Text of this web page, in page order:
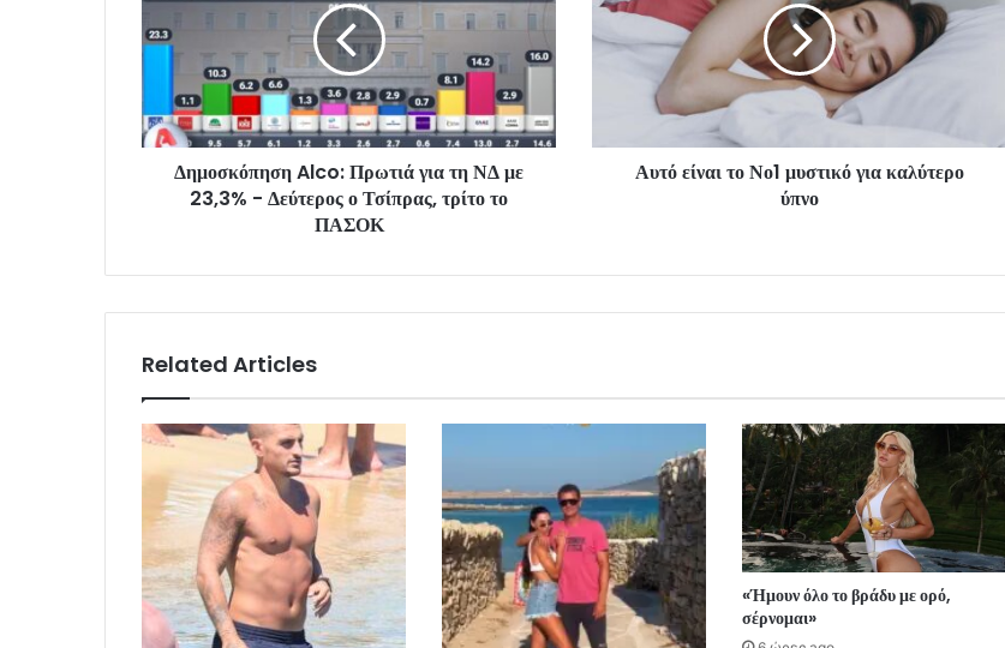
Δημοσκόπηση Alco: Πρωτιά για τη ΝΔ με
23,3% - Δεύτερος ο Τσίπρας, τρίτο το
ΠΑΣΟΚ
Αυτό είναι το Νο1 μυστικό για καλύτερο
ύπνο
Related Articles
«Ήμουν όλο το βράδυ με ορό,
σέρνομαι»